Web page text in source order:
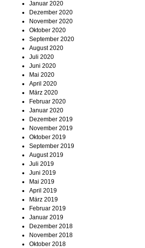
Januar 2020
Dezember 2020
November 2020
Oktober 2020
September 2020
August 2020
Juli 2020
Juni 2020
Mai 2020
April 2020
März 2020
Februar 2020
Januar 2020
Dezember 2019
November 2019
Oktober 2019
September 2019
August 2019
Juli 2019
Juni 2019
Mai 2019
April 2019
März 2019
Februar 2019
Januar 2019
Dezember 2018
November 2018
Oktober 2018